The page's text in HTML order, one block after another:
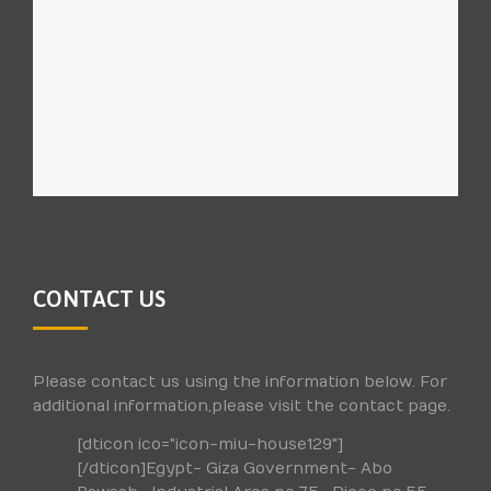
CONTACT US
Please contact us using the information below. For
additional information,please visit the contact page.
[dticon ico="icon-miu-house129"]
[/dticon]Egypt- Giza Government- Abo